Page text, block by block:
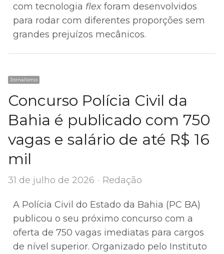
com tecnologia flex foram desenvolvidos
para rodar com diferentes proporções sem
grandes prejuízos mecânicos.
Jornalismo
Concurso Polícia Civil da
Bahia é publicado com 750
vagas e salário de até R$ 16
mil
31 de julho de 2026 Author
Redação
A Polícia Civil do Estado da Bahia (PC BA)
publicou o seu próximo concurso com a
oferta de 750 vagas imediatas para cargos
de nível superior. Organizado pelo Instituto